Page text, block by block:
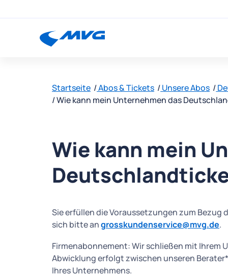
Startseite Abos & Tickets Unsere Abos
Wie kann mein Unternehmen das
Wie kann mein
Sie erfüllen die Voraussetzungen zum Bezug
sich bitte angrosskundenservice@mvg.de.
Firmenabonnement: Wir schließen mit Ihrem
Abwicklung erfolgt zwischen unseren
Ihres Unternehmens.